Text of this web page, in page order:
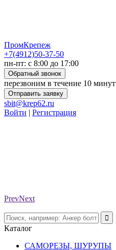
ПромКрепеж
+7(4912)50-37-50
пн-пт: с 8:00 до 17:00
Обратный звонок
перезвоним в течение 10 минут
Отправить заявку
sbit@krep62.ru
Войти | Регистрация
PrevNext
Каталог
САМОРЕЗЫ, ШУРУПЫ